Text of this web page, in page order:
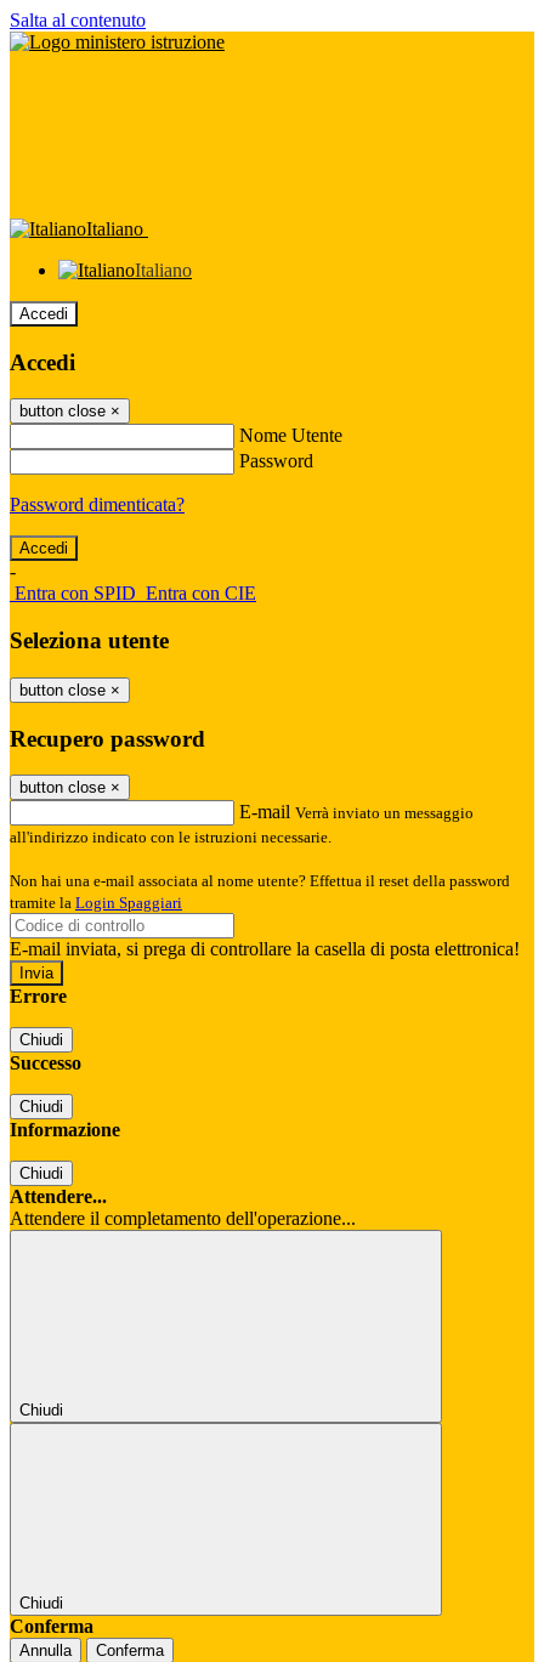
Salta al contenuto
Italiano
Italiano
Accedi
Accedi
button close ×
Nome Utente
Password
Password dimenticata?
-
Entra con SPID Entra con CIE
Seleziona utente
button close ×
Recupero password
button close ×
E-mail Verrà inviato un messaggio
all'indirizzo indicato con le istruzioni necessarie.
Non hai una e-mail associata al nome utente? Effettua il reset della password
tramite la Login Spaggiari
E-mail inviata, si prega di controllare la casella di posta elettronica!
Errore
Chiudi
Successo
Chiudi
Informazione
Chiudi
Attendere...
Attendere il completamento dell'operazione...
Chiudi
Chiudi
Conferma
Annulla Conferma